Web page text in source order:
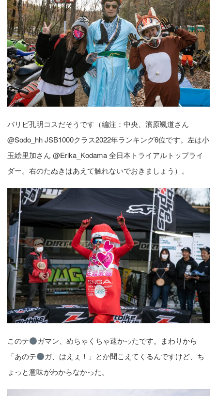
パリピ孔明コスだそうです（編注：中央、濱原颯道さん
@Sodo_hh JSB1000クラス2022年ランキング6位です。左は小
玉絵里加さん @Erika_Kodama 全日本トライアルトップライ
ダー。右のたぬきはあえて触れないでおきましょう）。
このテ
ガマン、めちゃくちゃ速かったです。まわりから
「あのテ
ガ、はえぇ！」とか聞こえてくるんですけど、ち
ょっと意味がわからなかった。